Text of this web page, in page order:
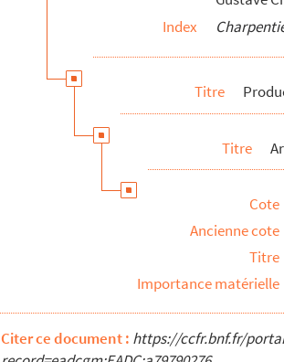
Julien (1913)
Mémoires
Projets divers
Articles de presse divers
Index
Titre
Titre
Cote
Ancienne cote
Titre
Importance matérielle
Citer ce document : https://ccfr.bnf.fr/